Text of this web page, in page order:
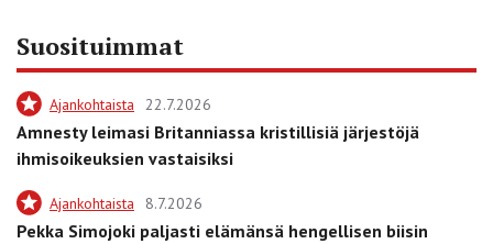
Suosituimmat
Ajankohtaista 22.7.2026
Amnesty leimasi Britanniassa kristillisiä järjestöjä
ihmisoikeuksien vastaisiksi
Ajankohtaista 8.7.2026
Pekka Simojoki paljasti elämänsä hengellisen biisin